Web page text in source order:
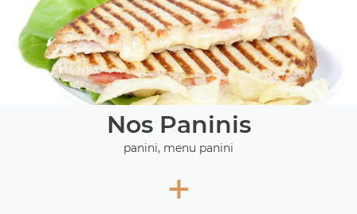
Nos Paninis
panini, menu panini
+